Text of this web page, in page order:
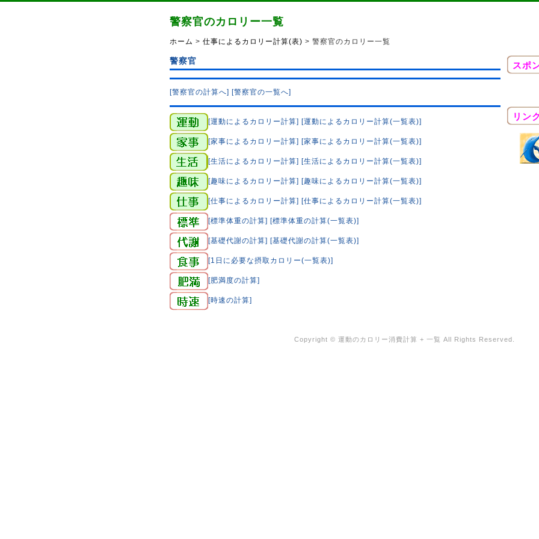
警察官のカロリー一覧
ホーム > 仕事によるカロリー計算(表) > 警察官のカロリー一覧
警察官
[警察官の計算へ] [警察官の一覧へ]
[運動によるカロリー計算] [運動によるカロリー計算(一覧表)]
[家事によるカロリー計算] [家事によるカロリー計算(一覧表)]
[生活によるカロリー計算] [生活によるカロリー計算(一覧表)]
[趣味によるカロリー計算] [趣味によるカロリー計算(一覧表)]
[仕事によるカロリー計算] [仕事によるカロリー計算(一覧表)]
[標準体重の計算] [標準体重の計算(一覧表)]
[基礎代謝の計算] [基礎代謝の計算(一覧表)]
[1日に必要な摂取カロリー(一覧表)]
[肥満度の計算]
[時速の計算]
スポ
リンク
Copyright © 運動のカロリー消費計算 + 一覧 All Rights Reserved.